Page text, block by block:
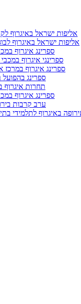
אליפות ישראל באיגרוף
אליפות ישראל באיגרוף לבוגרים -
ספרינג איגרוף במכבי לוד
ספרינגי איגרוף במכבי נתניה
ספרינג איגרוף במרכז אשדוד
ספרינג בהפועל בת ים
תחרות איגרוף בנצרת
ספרינג איגרוף במכבי לוד
ערב קרבות בירושלים
באיגרוף לתלמידי בתי